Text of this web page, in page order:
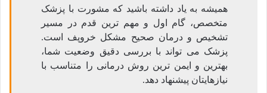
همیشه به یاد داشته باشید که مشورت با پزشک
متخصص، گام اول و مهم ترین قدم در مسیر
تشخیص و درمان صحیح مشکل خروپف است.
پزشک می تواند با بررسی دقیق وضعیت شما،
بهترین و ایمن ترین روش درمانی را متناسب با
نیازهایتان پیشنهاد دهد.